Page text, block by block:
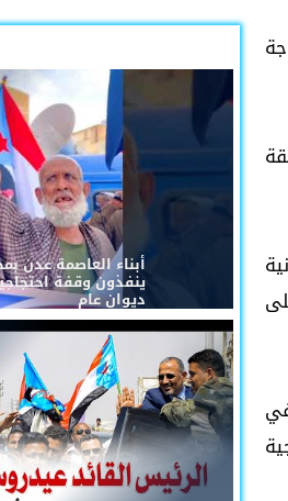
أبناء العاصمة عدن
ينفذون وقفة
ديوان عام